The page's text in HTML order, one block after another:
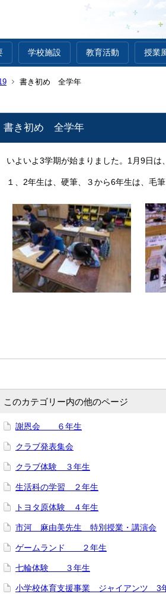
学校施設 教育活動 授業
書き初め 全学年
書き初め 全学年
いよいよ3学期が始まりました。1月9日は
１、2年生は、硬筆、３から6年生は、毛
このカテゴリー内の他のページ
謝恩会 ６年生
クラブ発表集会
クラブ体験 ３年生
生活科の学習 ２年生
トヨタ原体験 ４年生
市河 麻由美先生 特別授業・講演会
ゲームランド ２年生
七輪体験 ３年生
小学校体育支援事業 ジャイアンツ 3